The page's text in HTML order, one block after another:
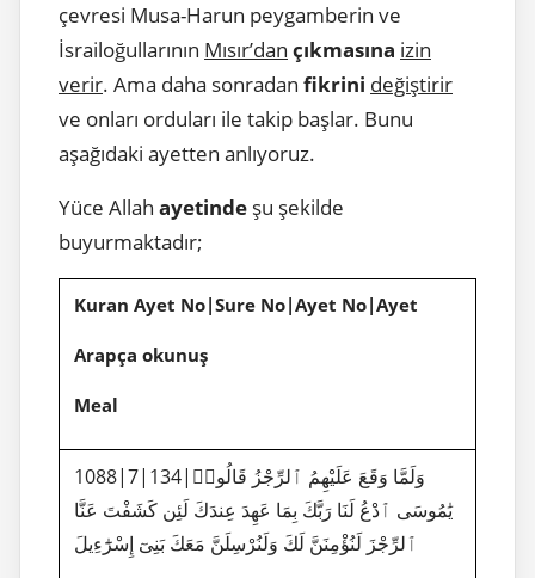
çevresi Musa-Harun peygamberin ve
İsrailoğullarının Mısır’dan çıkmasına izin
verir. Ama daha sonradan fikrini değiştirir
ve onları orduları ile takip başlar. Bunu
aşağıdaki ayetten anlıyoruz.
Yüce Allah ayetinde şu şekilde
buyurmaktadır;
Kuran Ayet No|Sure No|Ayet No|Ayet
Arapça okunuş
Meal
1088|7|134|وَلَمَّا وَقَعَ عَلَيْهِمُ ٱلرِّجْزُ قَالُوا۟
يَٰمُوسَى ٱدْعُ لَنَا رَبَّكَ بِمَا عَهِدَ عِندَكَ لَئِن كَشَفْتَ عَنَّا
ٱلرِّجْزَ لَنُؤْمِنَنَّ لَكَ وَلَنُرْسِلَنَّ مَعَكَ بَنِىٓ إِسْرَٰٓءِيلَ